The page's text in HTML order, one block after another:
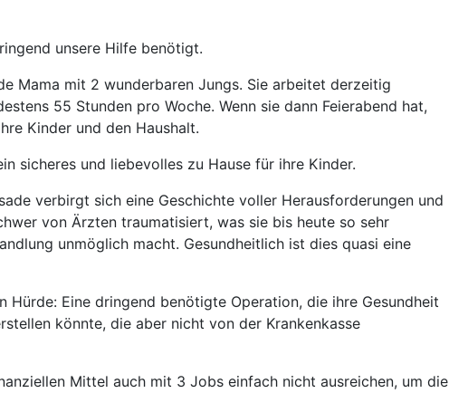
unsere Hilfe benötigt.
Mama mit 2 wunderbaren Jungs. Sie arbeitet derzeitig
55 Stunden pro Woche. Wenn sie dann Feierabend hat,
Kinder und den Haushalt.
sicheres und liebevolles zu Hause für ihre Kinder.
verbirgt sich eine Geschichte voller Herausforderungen und
von Ärzten traumatisiert, was sie bis heute so sehr
unmöglich macht. Gesundheitlich ist dies quasi eine
Hürde: Eine dringend benötigte Operation, die ihre Gesundheit
könnte, die aber nicht von der Krankenkasse
Mittel auch mit 3 Jobs einfach nicht ausreichen, um die